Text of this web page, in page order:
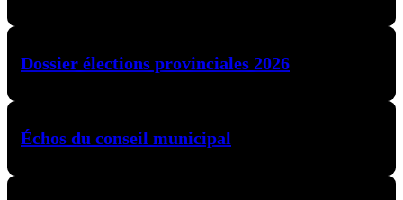
Dossier élections provinciales 2026
Échos du conseil municipal